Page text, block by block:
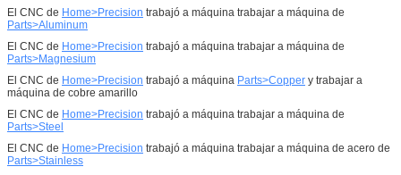
El CNC de Home>Precision trabajó a máquina trabajar a máquina de
Parts>Aluminum
El CNC de Home>Precision trabajó a máquina trabajar a máquina de
Parts>Magnesium
El CNC de Home>Precision trabajó a máquina Parts>Copper y trabajar a
máquina de cobre amarillo
El CNC de Home>Precision trabajó a máquina trabajar a máquina de
Parts>Steel
El CNC de Home>Precision trabajó a máquina trabajar a máquina de acero de
Parts>Stainless